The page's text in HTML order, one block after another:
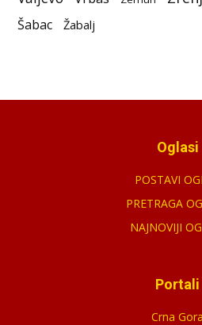
Šabac Žabalj
Oglasi
POSTAVI
PRETRAGA
NAJNOVIJI
Portali
Crna Gora